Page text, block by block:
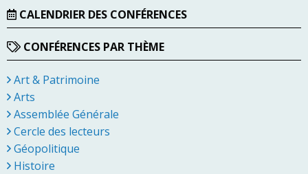
CALENDRIER DES CONFÉRENCES
CONFÉRENCES PAR THÈME
Art & Patrimoine
Arts
Assemblée Générale
Cercle des lecteurs
Géopolitique
Histoire